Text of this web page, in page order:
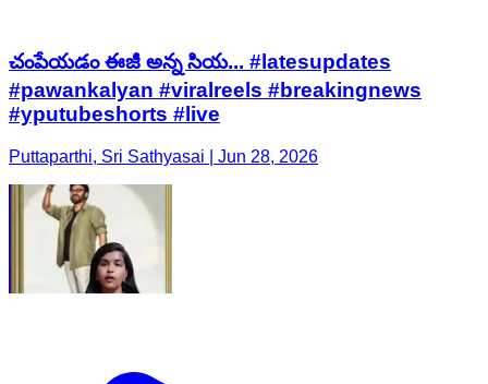
చంపేయడం ఈజీ అన్న సియ... #latesupdates
#pawankalyan #viralreels #breakingnews
#yputubeshorts #live
Puttaparthi, Sri Sathyasai | Jun 28, 2026